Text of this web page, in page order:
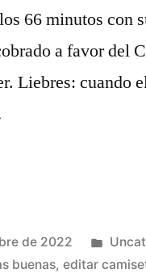
66 minutos con
a favor del
Liebres: cuando
de 2022
en
buenas,editar